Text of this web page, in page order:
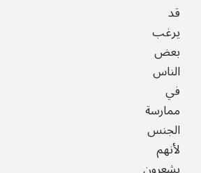
قد
يرغب
بعض
الناس
في
ممارسة
الجنس
لأنهم